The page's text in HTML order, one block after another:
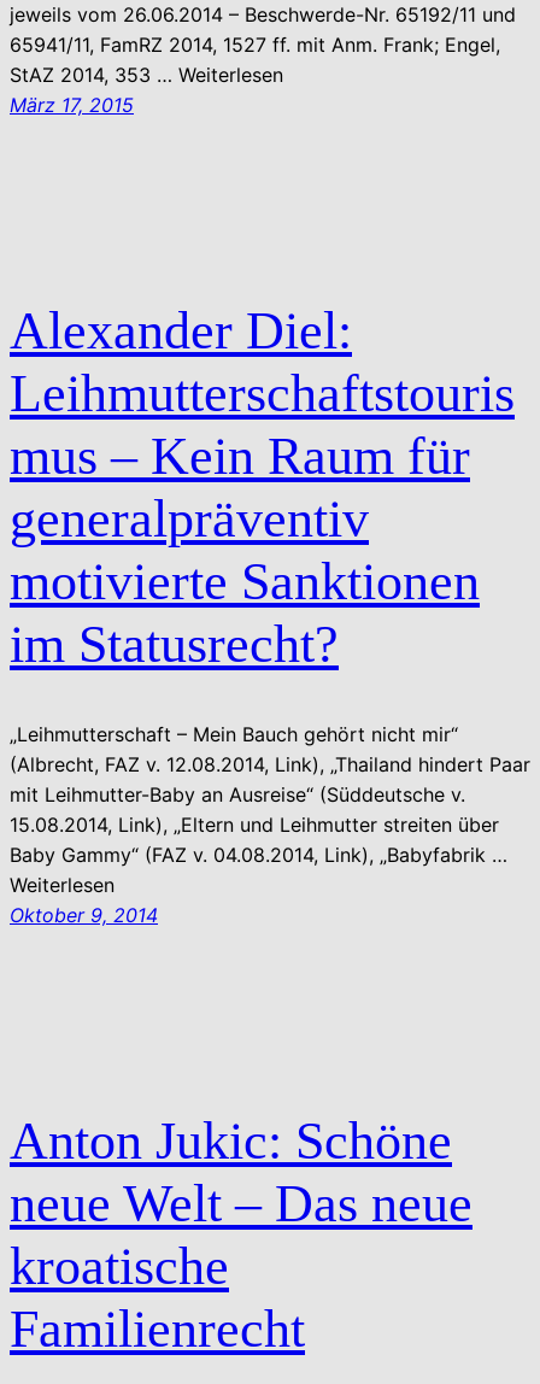
jeweils vom 26.06.2014 – Beschwerde-Nr. 65192/11 und
65941/11, FamRZ 2014, 1527 ff. mit Anm. Frank; Engel,
StAZ 2014, 353 … Weiterlesen
März 17, 2015
Alexander Diel:
Leihmutterschaftstouris
mus – Kein Raum für
generalpräventiv
motivierte Sanktionen
im Statusrecht?
„Leihmutterschaft – Mein Bauch gehört nicht mir“
(Albrecht, FAZ v. 12.08.2014, Link), „Thailand hindert Paar
mit Leihmutter-Baby an Ausreise“ (Süddeutsche v.
15.08.2014, Link), „Eltern und Leihmutter streiten über
Baby Gammy“ (FAZ v. 04.08.2014, Link), „Babyfabrik …
Weiterlesen
Oktober 9, 2014
Anton Jukic: Schöne
neue Welt – Das neue
kroatische
Familienrecht